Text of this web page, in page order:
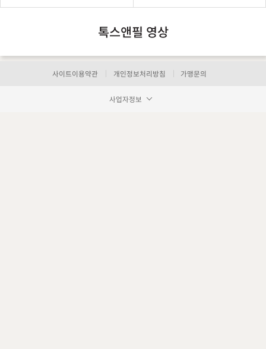
톡스앤필 영상
사이트이용약관 개인정보처리방침 가맹문의
사업자정보